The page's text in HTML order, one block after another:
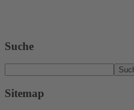
Suche
Sitemap